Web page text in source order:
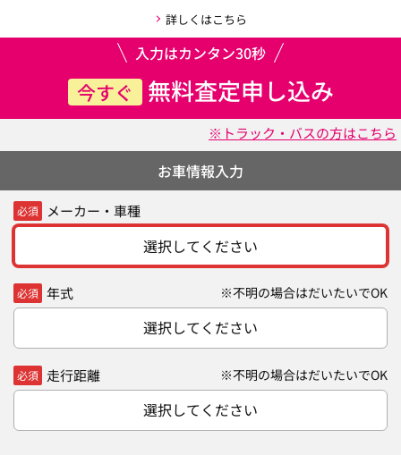
詳しくはこちら
入力はカンタン30秒
今すぐ 無料査定申し込み
※トラック・バスの方はこちら
お車情報入力
必須 メーカー・車種
選択してください
必須 年式 ※不明の場合はだいたいでOK
選択してください
必須 走行距離 ※不明の場合はだいたいでOK
選択してください